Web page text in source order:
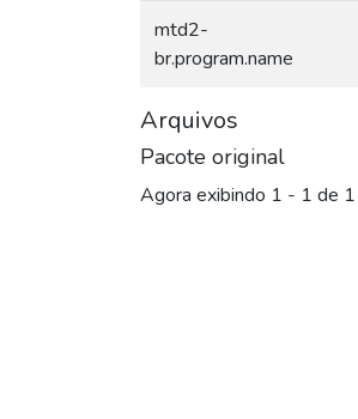
mtd2-
br.program.name
Arquivos
Pacote original
Agora exibindo 1 - 1 de 1